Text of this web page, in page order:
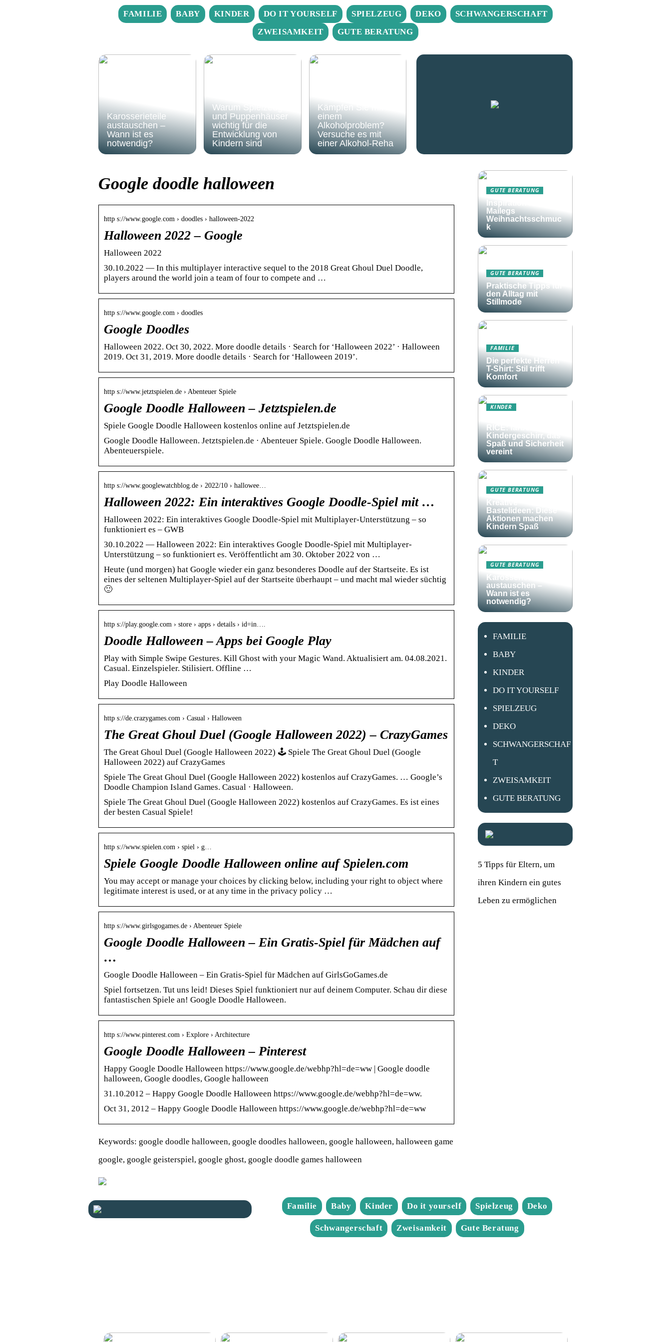
FAMILIE BABY KINDER DO IT YOURSELF SPIELZEUG DEKO
SCHWANGERSCHAFT
ZWEISAMKEIT
GUTE BERATUNG
Karosserieteile
austauschen –
Wann ist es
notwendig?
Warum Spielzeug
und Puppenhäuser
wichtig für die
Entwicklung von
Kindern sind
Kämpfen Sie mit
einem
Alkoholproblem?
Versuche es mit
einer Alkohol-Reha
Google doodle halloween
http s://www.google.com › doodles › halloween-2022
Halloween 2022 – Google
Halloween 2022
30.10.2022 — In this multiplayer interactive sequel to the 2018 Great Ghoul Duel Doodle,
players around the world join a team of four to compete and …
http s://www.google.com › doodles
Google Doodles
Halloween 2022. Oct 30, 2022. More doodle details · Search for ‘Halloween 2022’ · Halloween
2019. Oct 31, 2019. More doodle details · Search for ‘Halloween 2019’.
http s://www.jetztspielen.de › Abenteuer Spiele
Google Doodle Halloween – Jetztspielen.de
Spiele Google Doodle Halloween kostenlos online auf Jetztspielen.de
Google Doodle Halloween. Jetztspielen.de · Abenteuer Spiele. Google Doodle Halloween.
Abenteuerspiele.
http s://www.googlewatchblog.de › 2022/10 › hallowee…
Halloween 2022: Ein interaktives Google Doodle-Spiel mit …
Halloween 2022: Ein interaktives Google Doodle-Spiel mit Multiplayer-Unterstützung – so
funktioniert es – GWB
30.10.2022 — Halloween 2022: Ein interaktives Google Doodle-Spiel mit Multiplayer-
Unterstützung – so funktioniert es. Veröffentlicht am 30. Oktober 2022 von …
Heute (und morgen) hat Google wieder ein ganz besonderes Doodle auf der Startseite. Es ist
eines der seltenen Multiplayer-Spiel auf der Startseite überhaupt – und macht mal wieder süchtig
🙂
http s://play.google.com › store › apps › details › id=in….
Doodle Halloween – Apps bei Google Play
Play with Simple Swipe Gestures. Kill Ghost with your Magic Wand. Aktualisiert am. 04.08.2021.
Casual. Einzelspieler. Stilisiert. Offline …
Play Doodle Halloween
http s://de.crazygames.com › Casual › Halloween
The Great Ghoul Duel (Google Halloween 2022) – CrazyGames
The Great Ghoul Duel (Google Halloween 2022) 🕹️ Spiele The Great Ghoul Duel (Google
Halloween 2022) auf CrazyGames
Spiele The Great Ghoul Duel (Google Halloween 2022) kostenlos auf CrazyGames. … Google’s
Doodle Champion Island Games. Casual · Halloween.
Spiele The Great Ghoul Duel (Google Halloween 2022) kostenlos auf CrazyGames. Es ist eines
der besten Casual Spiele!
http s://www.spielen.com › spiel › g…
Spiele Google Doodle Halloween online auf Spielen.com
You may accept or manage your choices by clicking below, including your right to object where
legitimate interest is used, or at any time in the privacy policy …
http s://www.girlsgogames.de › Abenteuer Spiele
Google Doodle Halloween – Ein Gratis-Spiel für Mädchen auf
…
Google Doodle Halloween – Ein Gratis-Spiel für Mädchen auf GirlsGoGames.de
Spiel fortsetzen. Tut uns leid! Dieses Spiel funktioniert nur auf deinem Computer. Schau dir diese
fantastischen Spiele an! Google Doodle Halloween.
http s://www.pinterest.com › Explore › Architecture
Google Doodle Halloween – Pinterest
Happy Google Doodle Halloween https://www.google.de/webhp?hl=de=ww | Google doodle
halloween, Google doodles, Google halloween
31.10.2012 – Happy Google Doodle Halloween https://www.google.de/webhp?hl=de=ww.
Oct 31, 2012 – Happy Google Doodle Halloween https://www.google.de/webhp?hl=de=ww
Keywords: google doodle halloween, google doodles halloween, google halloween, halloween game
google, google geisterspiel, google ghost, google doodle games halloween
GUTE BERATUNG
Inspiration rund um
Mailegs
Weihnachtsschmuc
k
GUTE BERATUNG
Praktische Tipps für
den Alltag mit
Stillmode
FAMILIE
Die perfekte Herren
T-Shirt: Stil trifft
Komfort
KINDER
RICE: farbenfrohes
Kindergeschirr, das
Spaß und Sicherheit
vereint
GUTE BERATUNG
Kreative
Bastelideen: Diese
Aktionen machen
Kindern Spaß
GUTE BERATUNG
Karosserieteile
austauschen –
Wann ist es
notwendig?
FAMILIE
BABY
KINDER
DO IT YOURSELF
SPIELZEUG
DEKO
SCHWANGERSCHAF
T
ZWEISAMKEIT
GUTE BERATUNG
5 Tipps für Eltern, um
ihren Kindern ein gutes
Leben zu ermöglichen
Familie Baby Kinder Do it yourself Spielzeug Deko
Schwangerschaft Zweisamkeit Gute Beratung